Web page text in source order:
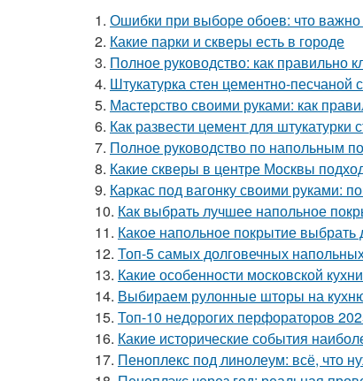
1. Ошибки при выборе обоев: что важно
2. Какие парки и скверы есть в городе
3. Полное руководство: как правильно
4. Штукатурка стен цементно-
5. Мастерство своими руками: как
6. Как развести цемент для штукатурки
7. Полное руководство по напольным
8. Какие скверы в центре Москвы
9. Каркас под вагонку своими руками:
10. Как выбрать лучшее напольное
11. Какое напольное покрытие
12. Топ-5 самых долговечных
13. Какие особенности московской
14. Выбираем рулонные шторы на
15. Топ-10 недорогих перфораторов
16. Какие исторические события
17. Пеноплекс под линолеум: всё, что